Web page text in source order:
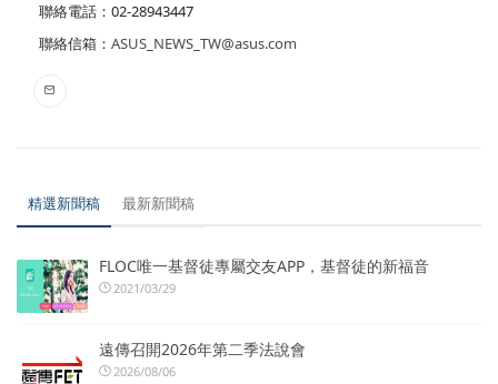
聯絡電話：02-28943447
聯絡信箱： ASUS_NEWS_TW@asus.com
精選新聞稿 最新新聞稿
FLOC唯一基督徒專屬交友APP，基督徒的新福音
2021/03/29
遠傳召開2026年第二季法說會
2026/08/06